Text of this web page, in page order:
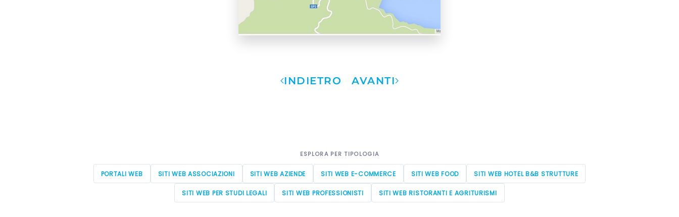
INDIETRO AVANTI
ESPLORA PER TIPOLOGIA
PORTALI WEB SITI WEB ASSOCIAZIONI SITI WEB AZIENDE SITI WEB E-COMMERCE SITI WEB FOOD SITI WEB HOTEL B&B STRUTTURE
SITI WEB PER STUDI LEGALI SITI WEB PROFESSIONISTI SITI WEB RISTORANTI E AGRITURISMI